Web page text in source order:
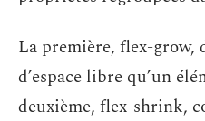
La première, flex-
d’espace libre qu’un
deuxième, flex-shrink,